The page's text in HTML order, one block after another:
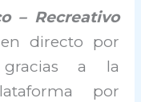
– Recreativo
directo por
a la
por